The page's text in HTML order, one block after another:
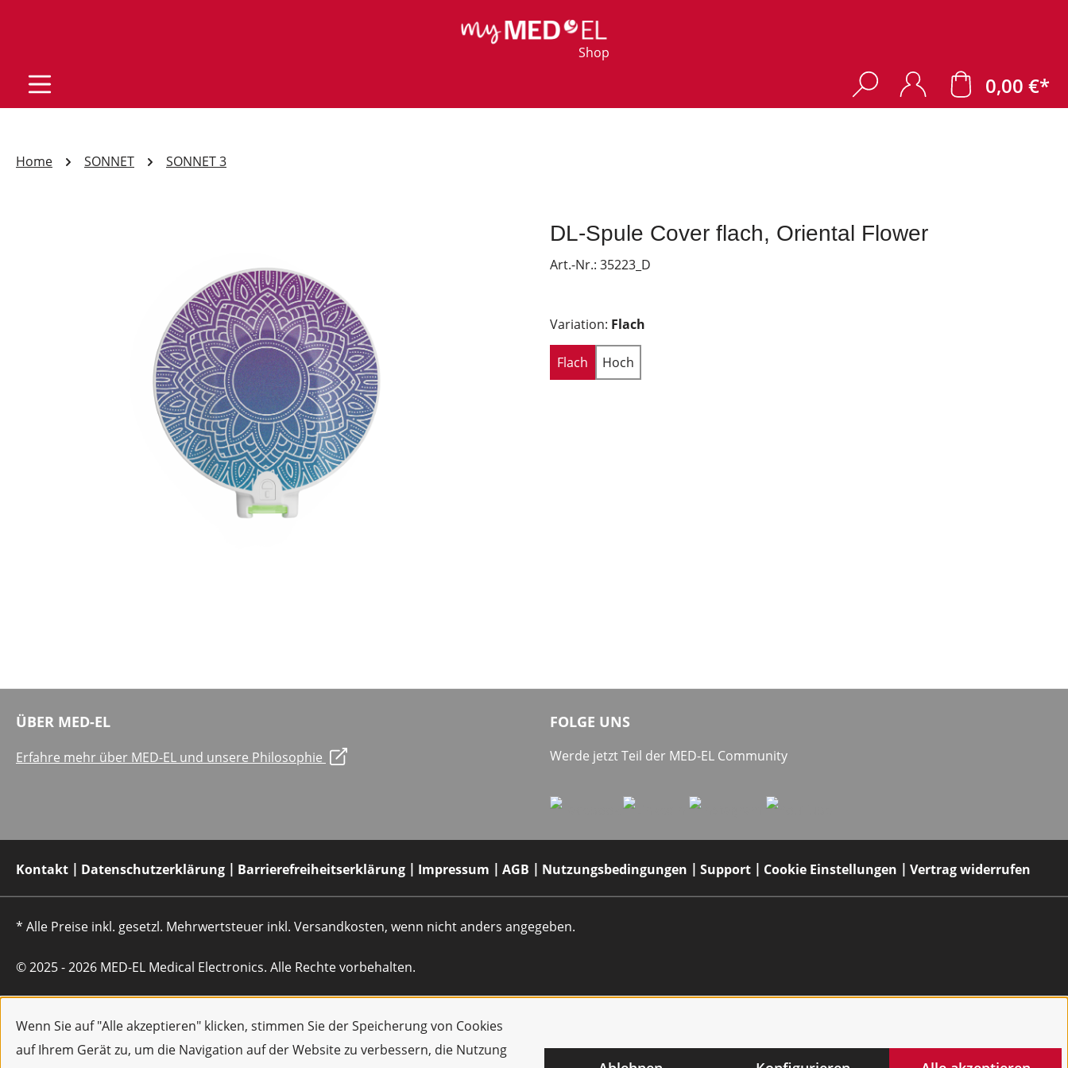
Wenn Sie auf "Alle akzeptieren" klicken, stimmen Sie der Speicherung von Cookies
auf Ihrem Gerät zu, um die Navigation auf der Website zu verbessern, die Nutzung
Shop
0,00 €*
Home SONNET SONNET 3
DL-Spule Cover flach, Oriental Flower
Art.-Nr.: 35223_D
Variation: Flach
Flach Hoch
ÜBER MED-EL
Erfahre mehr über MED-EL und unsere Philosophie
FOLGE UNS
Werde jetzt Teil der MED-EL Community
Kontakt Datenschutzerklärung Barrierefreiheitserklärung Impressum AGB Nutzungsbedingungen Support Cookie Einstellungen Vertrag widerrufen
* Alle Preise inkl. gesetzl. Mehrwertsteuer inkl. Versandkosten, wenn nicht anders angegeben.
© 2025 - 2026 MED-EL Medical Electronics. Alle Rechte vorbehalten.